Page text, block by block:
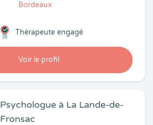
Bordeaux
Voir le profil
Thérapeute engagé
Psychologue à La Lande-de-
Fronsac